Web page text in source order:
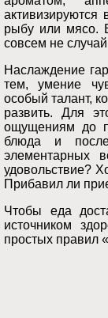
активизируются
рыбу или мясо.
совсем не
Наслаждение
тем, умение
особый талант,
развить. Для
ощущениям до
блюда и
элементарных
удовольствие?
Прибавил ли
Чтобы еда
источником
простых правил